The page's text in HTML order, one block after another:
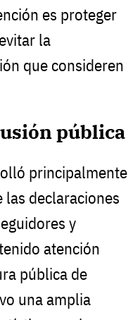
es proteger
la
que consideren
pública
principalmente
las declaraciones
y
atención
pública de
una amplia